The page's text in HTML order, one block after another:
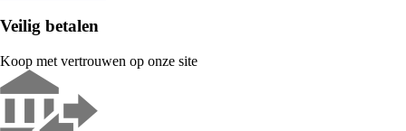
Veilig betalen
Koop met vertrouwen op onze site